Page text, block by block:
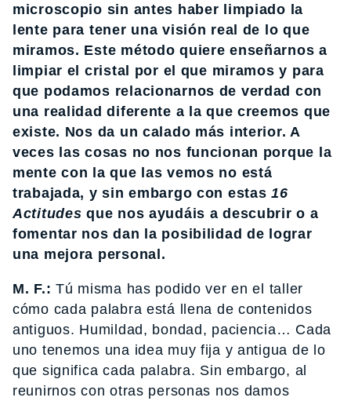
microscopio sin antes haber limpiado la
lente para tener una visión real de lo que
miramos. Este método quiere enseñarnos a
limpiar el cristal por el que miramos y para
que podamos relacionarnos de verdad con
una realidad diferente a la que creemos que
existe. Nos da un calado más interior. A
veces las cosas no nos funcionan porque la
mente con la que las vemos no está
trabajada, y sin embargo con estas16
Actitudes que nos ayudáis a descubrir o a
fomentar nos dan la posibilidad de lograr
una mejora personal.
M. F.: Tú misma has podido ver en el taller
cómo cada palabra está llena de contenidos
antiguos. Humildad, bondad, paciencia… Cada
uno tenemos una idea muy fija y antigua de lo
que significa cada palabra. Sin embargo, al
reunirnos con otras personas nos damos